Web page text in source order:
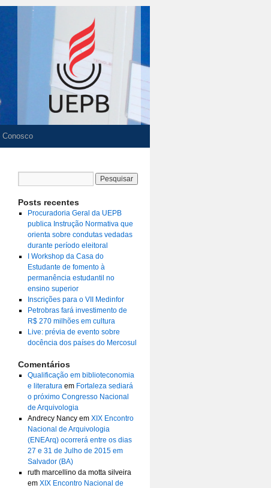
Conosco
Posts recentes
Procuradoria Geral da UEPB
publica Instrução Normativa que
orienta sobre condutas vedadas
durante período eleitoral
I Workshop da Casa do
Estudante de fomento à
permanência estudantil no
ensino superior
Inscrições para o VII Medinfor
Petrobras fará investimento de
R$ 270 milhões em cultura
Live: prévia de evento sobre
docência dos países do Mercosul
Comentários
Qualificação em biblioteconomia
e literaturaem Fortaleza sediará
o próximo Congresso Nacional
de Arquivologia
Andrecy Nancyem XIX Encontro
Nacional de Arquivologia
(ENEArq) ocorrerá entre os dias
27 e 31 de Julho de 2015 em
Salvador (BA)
ruth marcellino da motta silveira
em XIX Encontro Nacional de